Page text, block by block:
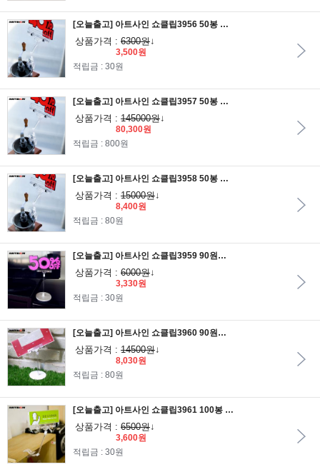
[오늘출고] 아트사인 쇼클립3956 50봉 클립집게대 2개입/메모꽂이/알림판/안내판/가격표/알림판/POP집게/POP클립
상품가격 : 6300원↓
3,500원
적립금 : 30원
[오늘출고] 아트사인 쇼클립3957 50봉 클립집게대 50개입/메모꽂이/알림판/안내판/가격표/알림판/POP집게/POP클립
상품가격 : 145000원↓
80,300원
적립금 : 800원
[오늘출고] 아트사인 쇼클립3958 50봉 클립집게대 5개입/메모꽂이/알림판/안내판/가격표/알림판/POP집게/POP클립
상품가격 : 15000원↓
8,400원
적립금 : 80원
[오늘출고] 아트사인 쇼클립3959 90원판 100봉클립 2개입/메모꽂이/알림판/안내판/가격표/알림판/POP집게/POP클립
상품가격 : 6000원↓
3,330원
적립금 : 30원
[오늘출고] 아트사인 쇼클립3960 90원판 100봉클립 5개입/메모꽂이/알림판/안내판/가격표/알림판/POP집게/POP클립
상품가격 : 14500원↓
8,030원
적립금 : 80원
[오늘출고] 아트사인 쇼클립3961 100봉 클립집게대 2개입/메모꽂이/알림판/안내판/가격표/알림판/POP집게/POP클립
상품가격 : 6500원↓
3,600원
적립금 : 30원